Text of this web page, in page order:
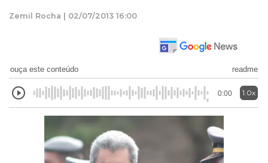
Zemil Rocha | 02/07/2013 16:00
ouça este conteúdo readme
0:00 1.0x